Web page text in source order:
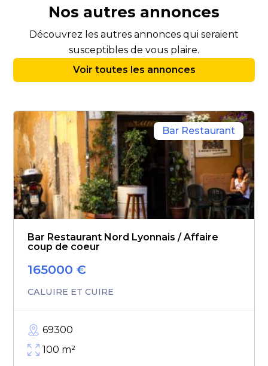
Nos autres annonces
Découvrez les autres annonces qui seraient
susceptibles de vous plaire.
Voir toutes les annonces
Bar Restaurant
Bar Restaurant Nord Lyonnais / Affaire
coup de coeur
165000 €
CALUIRE ET CUIRE
69300
100 m²